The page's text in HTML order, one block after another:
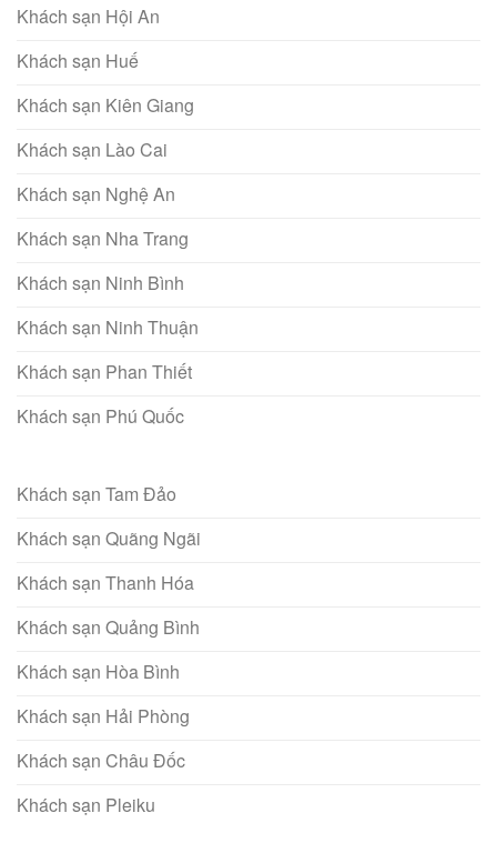
Khách sạn Hội An
Khách sạn Huế
Khách sạn Kiên Giang
Khách sạn Lào Cai
Khách sạn Nghệ An
Khách sạn Nha Trang
Khách sạn Ninh Bình
Khách sạn Ninh Thuận
Khách sạn Phan Thiết
Khách sạn Phú Quốc
Khách sạn Tam Đảo
Khách sạn Quãng Ngãi
Khách sạn Thanh Hóa
Khách sạn Quảng Bình
Khách sạn Hòa Bình
Khách sạn Hải Phòng
Khách sạn Châu Đốc
Khách sạn Pleiku